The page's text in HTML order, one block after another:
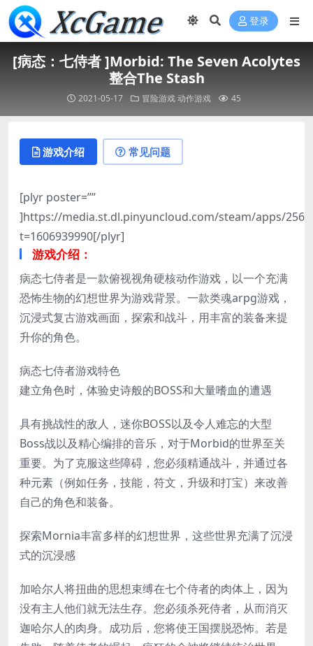
登录
[病态：七侍者 ]Morbid: The Seven Acolytes
整合The Stash
2021-05-17 冒险游戏 动作游戏 45
游戏介绍 常见问题
[plyr poster=””
]https://media.st.dl.pinyuncloud.com/steam/apps/
t=1606939990[/plyr]
游戏介绍：
病态七侍者是一款俯视视角硬核动作游戏，以一个充满
恐怖生物的幻想世界为游戏背景。一款类魂arpg游戏，
沉浸式复古游戏画面，探索和战斗，用丰富的装备来提
升你的角色。
病态七侍者游戏特色
建立角色时，体验史诗般的BOSS和大量嗜血的遭遇
具有挑战性的敌人，迷你BOSS以及令人难忘的大型
Boss战以及精心编排的音乐，对于Morbid的世界至关
重要。为了克服这些障碍，您必须精通战斗，并通过各
种元素（例如任务，技能，符文，升级和打宝）来改善
自己的角色和装备。
探索Mornia丰富多样的幻想世界，这些世界充满了沉浸
式的沉浸感
加哈尔人将扭曲的思想束缚在七个侍者的肉体上，因为
没有主人他们就无法生存。您必须杀死侍者，从而消灭
迦哈尔人的肉身。成功后，您将使王国摆脱恐怖。若是